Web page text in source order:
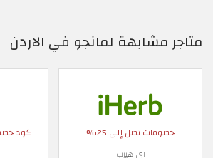
متاجر مشابهة لمانجو في الاردن
خصومات تصل إلى 25%
اي هيرب
كود خصم 30% للعملاء